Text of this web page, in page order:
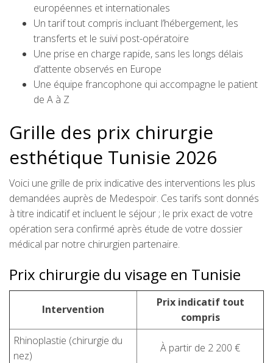
européennes et internationales
Un tarif tout compris incluant l’hébergement, les
transferts et le suivi post-opératoire
Une prise en charge rapide, sans les longs délais
d’attente observés en Europe
Une équipe francophone qui accompagne le patient
de A à Z
Grille des prix chirurgie
esthétique Tunisie 2026
Voici une grille de prix indicative des interventions les plus
demandées auprès de Medespoir. Ces tarifs sont donnés
à titre indicatif et incluent le séjour ; le prix exact de votre
opération sera confirmé après étude de votre dossier
médical par notre chirurgien partenaire.
Prix chirurgie du visage en Tunisie
Intervention
Prix indicatif tout
compris
Rhinoplastie (chirurgie du
nez)
À partir de 2 200 €